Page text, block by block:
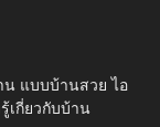
น แบบบ้านสวย ไอ
เกี่ยวกับบ้าน